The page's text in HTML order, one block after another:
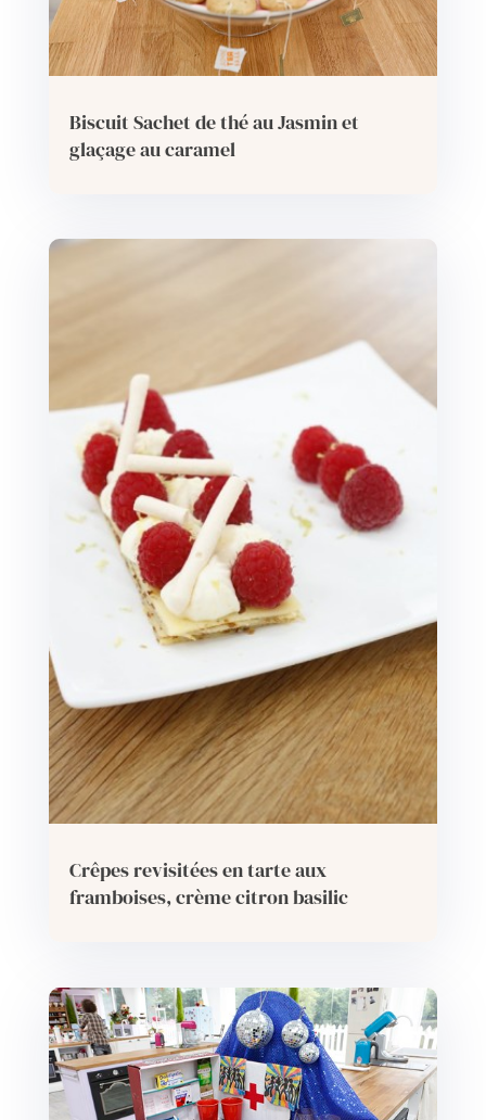
Biscuit Sachet de thé au Jasmin et
glaçage au caramel
Crêpes revisitées en tarte aux
framboises, crème citron basilic